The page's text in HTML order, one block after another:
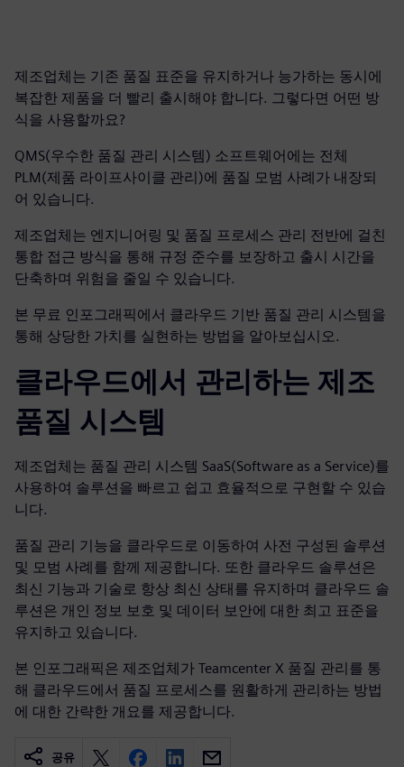
제조업체는 기존 품질 표준을 유지하거나 능가하는 동시에
복잡한 제품을 더 빨리 출시해야 합니다. 그렇다면 어떤 방
식을 사용할까요?
QMS(우수한 품질 관리 시스템) 소프트웨어에는 전체
PLM(제품 라이프사이클 관리)에 품질 모범 사례가 내장되
어 있습니다.
제조업체는 엔지니어링 및 품질 프로세스 관리 전반에 걸친
통합 접근 방식을 통해 규정 준수를 보장하고 출시 시간을
단축하며 위험을 줄일 수 있습니다.
본 무료 인포그래픽에서 클라우드 기반 품질 관리 시스템을
통해 상당한 가치를 실현하는 방법을 알아보십시오.
클라우드에서 관리하는 제조
품질 시스템
제조업체는 품질 관리 시스템 SaaS(Software as a Service)를
사용하여 솔루션을 빠르고 쉽고 효율적으로 구현할 수 있습
니다.
품질 관리 기능을 클라우드로 이동하여 사전 구성된 솔루션
및 모범 사례를 함께 제공합니다. 또한 클라우드 솔루션은
최신 기능과 기술로 항상 최신 상태를 유지하며 클라우드 솔
루션은 개인 정보 보호 및 데이터 보안에 대한 최고 표준을
유지하고 있습니다.
본 인포그래픽은 제조업체가 Teamcenter X 품질 관리를 통
해 클라우드에서 품질 프로세스를 원활하게 관리하는 방법
에 대한 간략한 개요를 제공합니다.
공유